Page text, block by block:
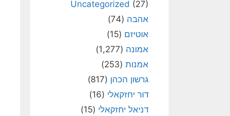
Uncategorized (27)
אהבה (74)
אוטיזם (15)
אמונה (1,277)
אמנות (253)
גרשון הכהן (817)
דור יחזקאלי (16)
דניאל יחזקאלי (15)